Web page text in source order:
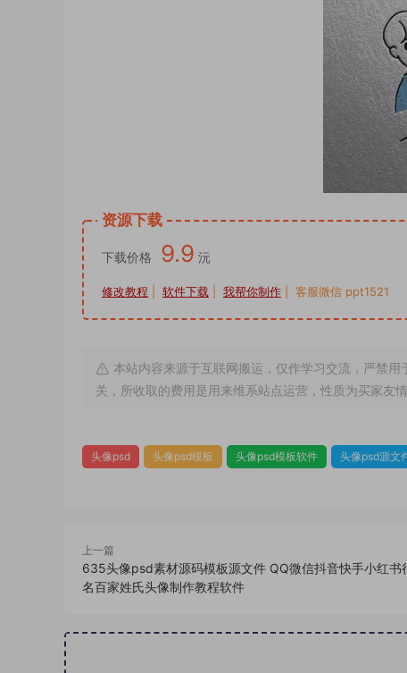
资源下载
下载价格 9.9 沅
修改教程 软件下载 我帮你制作 | 客服微信 ppt1521
本站内容来源于互联网搬运，仅作学习交流，严禁
关，所收取的费用是用来维系站点运营，性质为买家友
头像psd 头像psd模板 头像psd模板软件 头像psd源文
上一篇
635头像psd素材源码模板源文件 QQ微信抖音快手小红书
名百家姓氏头像制作教程软件